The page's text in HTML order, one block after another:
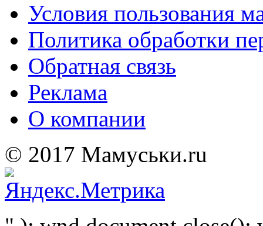
Условия пользования
Политика обработки
Обратная связь
Реклама
О компании
© 2017 Мамуськи.ru